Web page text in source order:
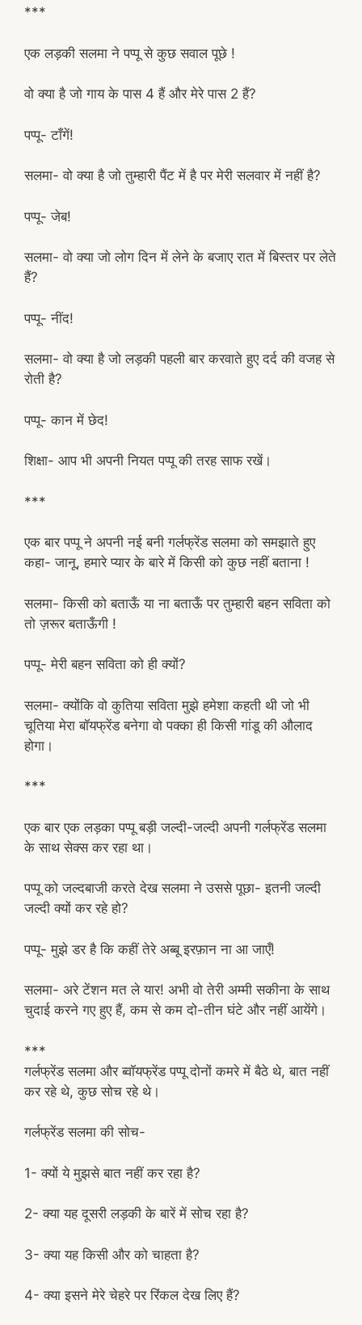
***
एक लड़की सलमा ने पप्पू से कुछ सवाल पूछे !
वो क्या है जो गाय के पास 4 हैं और मेरे पास 2 हैं?
पप्पू- टाँगें!
सलमा- वो क्या है जो तुम्हारी पैंट में है पर मेरी सलवार में नहीं है?
पप्पू- जेब!
सलमा- वो क्या जो लोग दिन में लेने के बजाए रात में बिस्तर पर लेते
हैं?
पप्पू- नींद!
सलमा- वो क्या है जो लड़की पहली बार करवाते हुए दर्द की वजह से
रोती है?
पप्पू- कान में छेद!
शिक्षा- आप भी अपनी नियत पप्पू की तरह साफ रखें।
***
एक बार पप्पू ने अपनी नई बनी गर्लफ्रेंड सलमा को समझाते हुए
कहा- जानू, हमारे प्यार के बारे में किसी को कुछ नहीं बताना !
सलमा- किसी को बताऊँ या ना बताऊँ पर तुम्हारी बहन सविता को
तो ज़रूर बताऊँगी !
पप्पू- मेरी बहन सविता को ही क्यों?
सलमा- क्योंकि वो कुतिया सविता मुझे हमेशा कहती थी जो भी
चूतिया मेरा बॉयफ्रेंड बनेगा वो पक्का ही किसी गांडू की औलाद
होगा।
***
एक बार एक लड़का पप्पू बड़ी जल्दी-जल्दी अपनी गर्लफ्रेंड सलमा
के साथ सेक्स कर रहा था।
पप्पू को जल्दबाजी करते देख सलमा ने उससे पूछा- इतनी जल्दी
जल्दी क्यों कर रहे हो?
पप्पू- मुझे डर है कि कहीं तेरे अब्बू इरफ़ान ना आ जाएँ!
सलमा- अरे टेंशन मत ले यार! अभी वो तेरी अम्मी सकीना के साथ
चुदाई करने गए हुए हैं, कम से कम दो-तीन घंटे और नहीं आयेंगे।
***
गर्लफ्रेंड सलमा और ब्वॉयफ्रेंड पप्पू दोनों कमरे में बैठे थे, बात नहीं
कर रहे थे, कुछ सोच रहे थे।
गर्लफ्रेंड सलमा की सोच-
1- क्यों ये मुझसे बात नहीं कर रहा है?
2- क्या यह दूसरी लड़की के बारें में सोच रहा है?
3- क्या यह किसी और को चाहता है?
4- क्या इसने मेरे चेहरे पर रिंकल देख लिए हैं?